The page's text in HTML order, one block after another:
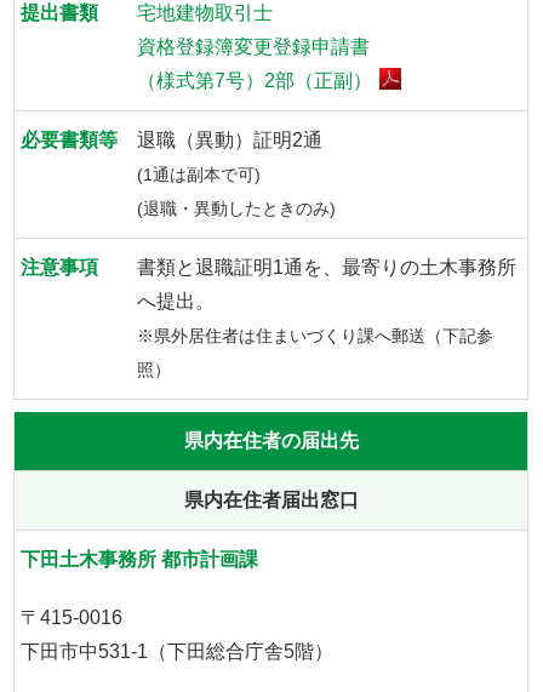
宅地建物取引士
資格登録簿変更登録申請書
（様式第7号）2部（正副）
退職（異動）証明2通
(1通は副本で可)
(退職・異動したときのみ)
書類と退職証明1通を、最寄りの土木事務所
へ提出。
※県外居住者は住まいづくり課へ郵送（下記参
照）
県内在住者の届出先
県内在住者届出窓口
下田土木事務所 都市計画課
〒415-0016
下田市中531-1（下田総合庁舎5階）